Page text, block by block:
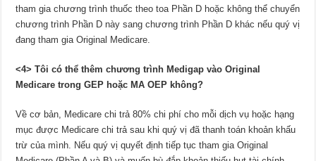
tham gia chương trình thuốc theo toa Phần D hoặc không thể chuyển
chương trình Phần D này sang chương trình Phần D khác nếu quý vị
đang tham gia Original Medicare.
<4> Tôi có thể thêm chương trình Medigap vào Original
Medicare trong GEP hoặc MA OEP không?
Về cơ bản, Medicare chi trả 80% chi phí cho mỗi dịch vụ hoặc hạng
mục được Medicare chi trả sau khi quý vị đã thanh toán khoản khấu
trừ của mình. Nếu quý vị quyết định tiếp tục tham gia Original